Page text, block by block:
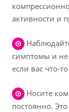
активности и
симптомы и не
если вас что-
Носите
постоянно.